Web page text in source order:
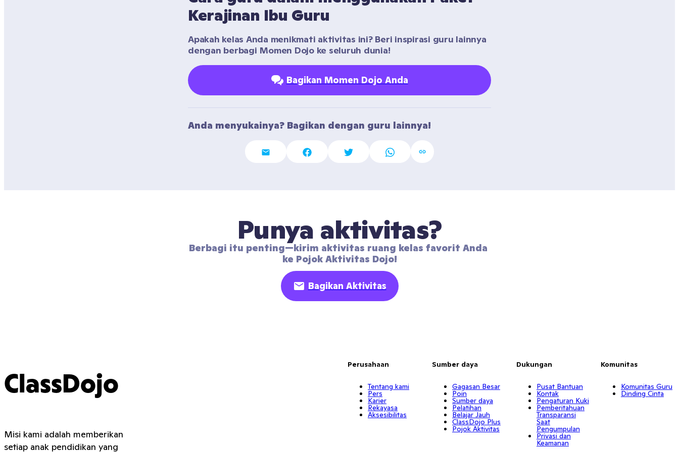
Kerajinan Ibu Guru
Apakah kelas Anda menikmati aktivitas ini? Beri inspirasi guru lainnya
dengan berbagi Momen Dojo ke seluruh dunia!
Bagikan Momen Dojo Anda
Anda menyukainya? Bagikan dengan guru lainnya!
Punya aktivitas?
Berbagi itu penting—kirim aktivitas ruang kelas favorit Anda
ke Pojok Aktivitas Dojo!
Bagikan Aktivitas
ClassDojo
Misi kami adalah memberikan
setiap anak pendidikan yang
Perusahaan
Tentang kami
Pers
Karier
Rekayasa
Aksesibilitas
Sumber daya
Gagasan Besar
Poin
Sumber daya
Pelatihan
Belajar Jauh
ClassDojo Plus
Pojok Aktivitas
Dukungan
Pusat Bantuan
Kontak
Pengaturan Kuki
Pemberitahuan
Transparansi
Saat
Pengumpulan
Privasi dan
Keamanan
Komunitas
Komunitas Guru
Dinding Cinta